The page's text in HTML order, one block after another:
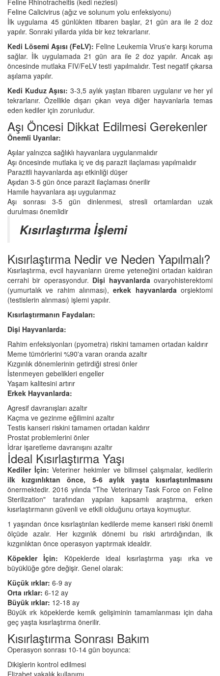
Feline Calicivirus (ağız ve solunum yolu enfeksiyonu)
İlk uygulama 45 günlükten itibaren başlar, 21 gün ara ile 2 doz
yapılır. Sonraki yıllarda yılda bir kez tekrarlanır.
Kedi Lösemi Aşısı (FeLV): Feline Leukemia Virus'e karşı koruma
sağlar. İlk uygulamada 21 gün ara ile 2 doz yapılır. Ancak aşı
öncesinde mutlaka FIV/FeLV testi yapılmalıdır. Test negatif çıkarsa
aşılama yapılır.
Kedi Kuduz Aşısı: 3-3,5 aylık yaştan itibaren uygulanır ve her yıl
tekrarlanır. Özellikle dışarı çıkan veya diğer hayvanlarla temas
eden kediler için zorunludur.
Aşı Öncesi Dikkat Edilmesi Gerekenler
Önemli Uyarılar:
Aşılar yalnızca sağlıklı hayvanlara uygulanmalıdır
Aşı öncesinde mutlaka iç ve dış parazit ilaçlaması yapılmalıdır
Parazitli hayvanlarda aşı etkinliği düşer
Aşıdan 3-5 gün önce parazit ilaçlaması önerilir
Hamile hayvanlara aşı uygulanmaz
Aşı sonrası 3-5 gün dinlenmesi, stresli ortamlardan uzak
durulması önemlidir
Kısırlaştırma İşlemi
Kısırlaştırma Nedir ve Neden Yapılmalı?
Kısırlaştırma, evcil hayvanların üreme yeteneğini ortadan kaldıran
cerrahi bir operasyondur. Dişi hayvanlarda ovaryohisterektomi
(yumurtalık ve rahim alınması),erkek hayvanlarda orşiektomi
(testislerin alınması) işlemi yapılır.
Kısırlaştırmanın Faydaları:
Dişi Hayvanlarda:
Rahim enfeksiyonları (pyometra) riskini tamamen ortadan kaldırır
Meme tümörlerini %90'a varan oranda azaltır
Kızgınlık dönemlerinin getirdiği stresi önler
İstenmeyen gebelikleri engeller
Yaşam kalitesini artırır
Erkek Hayvanlarda:
Agresif davranışları azaltır
Kaçma ve gezinme eğilimini azaltır
Testis kanseri riskini tamamen ortadan kaldırır
Prostat problemlerini önler
İdrar işaretleme davranışını azaltır
İdeal Kısırlaştırma Yaşı
Kediler İçin: Veteriner hekimler ve bilimsel çalışmalar, kedilerin
ilk kızgınlıktan önce, 5-6 aylık yaşta kısırlaştırılmasını
önermektedir. 2016 yılında "The Veterinary Task Force on Feline
Sterilization" tarafından yapılan kapsamlı araştırma, erken
kısırlaştırmanın güvenli ve etkili olduğunu ortaya koymuştur.
1 yaşından önce kısırlaştırılan kedilerde meme kanseri riski önemli
ölçüde azalır. Her kızgınlık dönemi bu riski artırdığından, ilk
kızgınlıktan önce operasyon yaptırmak idealdir.
Köpekler İçin: Köpeklerde ideal kısırlaştırma yaşı ırka ve
büyüklüğe göre değişir. Genel olarak:
Küçük ırklar: 6-9 ay
Orta ırklar: 6-12 ay
Büyük ırklar: 12-18 ay
Büyük ırk köpeklerde kemik gelişiminin tamamlanması için daha
geç yaşta kısırlaştırma önerilir.
Kısırlaştırma Sonrası Bakım
Operasyon sonrası 10-14 gün boyunca:
Dikişlerin kontrol edilmesi
Elizabet yakalık kullanımı